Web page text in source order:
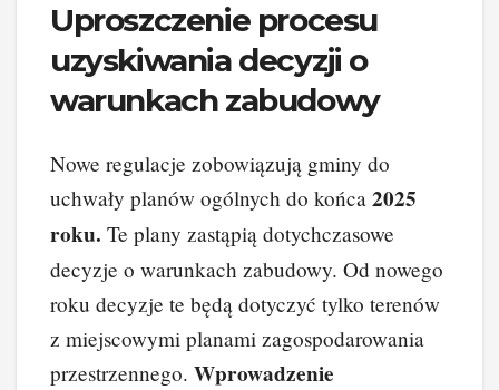
Uproszczenie procesu
uzyskiwania decyzji o
warunkach zabudowy
Nowe regulacje zobowiązują gminy do
uchwały planów ogólnych do końca 2025
roku. Te plany zastąpią dotychczasowe
decyzje o warunkach zabudowy. Od nowego
roku decyzje te będą dotyczyć tylko terenów
z miejscowymi planami zagospodarowania
przestrzennego. Wprowadzenie